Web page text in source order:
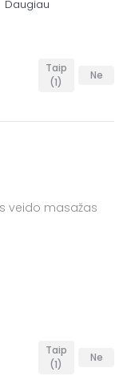
Daugiau
Taip
(1)
Ne
veido masažas
Taip
(1)
Ne